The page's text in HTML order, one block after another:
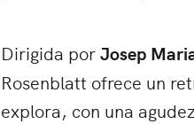
Dirigida porJosep
Rosenblatt ofrece un
explora, con una